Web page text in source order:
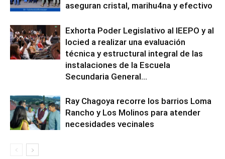
aseguran cristal, marihu4na y efectivo
Exhorta Poder Legislativo al IEEPO y al
Iocied a realizar una evaluación
técnica y estructural integral de las
instalaciones de la Escuela
Secundaria General...
Ray Chagoya recorre los barrios Loma
Rancho y Los Molinos para atender
necesidades vecinales